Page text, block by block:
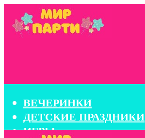
ВЕЧЕРИНКИ
ДЕТСКИЕ ПРАЗДНИКИ
ИГРЫ